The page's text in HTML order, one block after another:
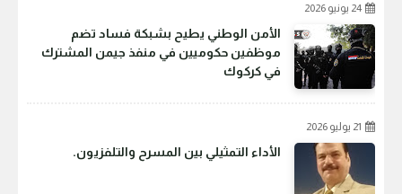
24 يونيو 2026
الأمن الوطني يطيح بشبكة فساد تضم
موظفين حكوميين في منفذ جيمن المشترك
في كركوك
21 يوليو 2026
الأداء التمثيلي بين المسرح والتلفزيون.